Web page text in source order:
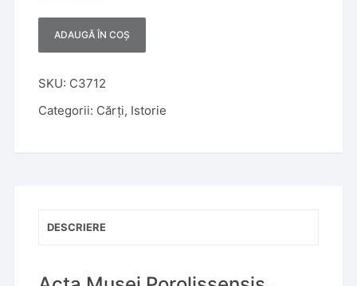
ADAUGĂ ÎN COȘ
t
SKU: C3712
Categorii: Cărți, Istorie
DESCRIERE